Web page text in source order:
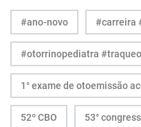
#ano-novo #carreira
#otorrinopediatra
1° exame de otoemissão
52º CBO 53°